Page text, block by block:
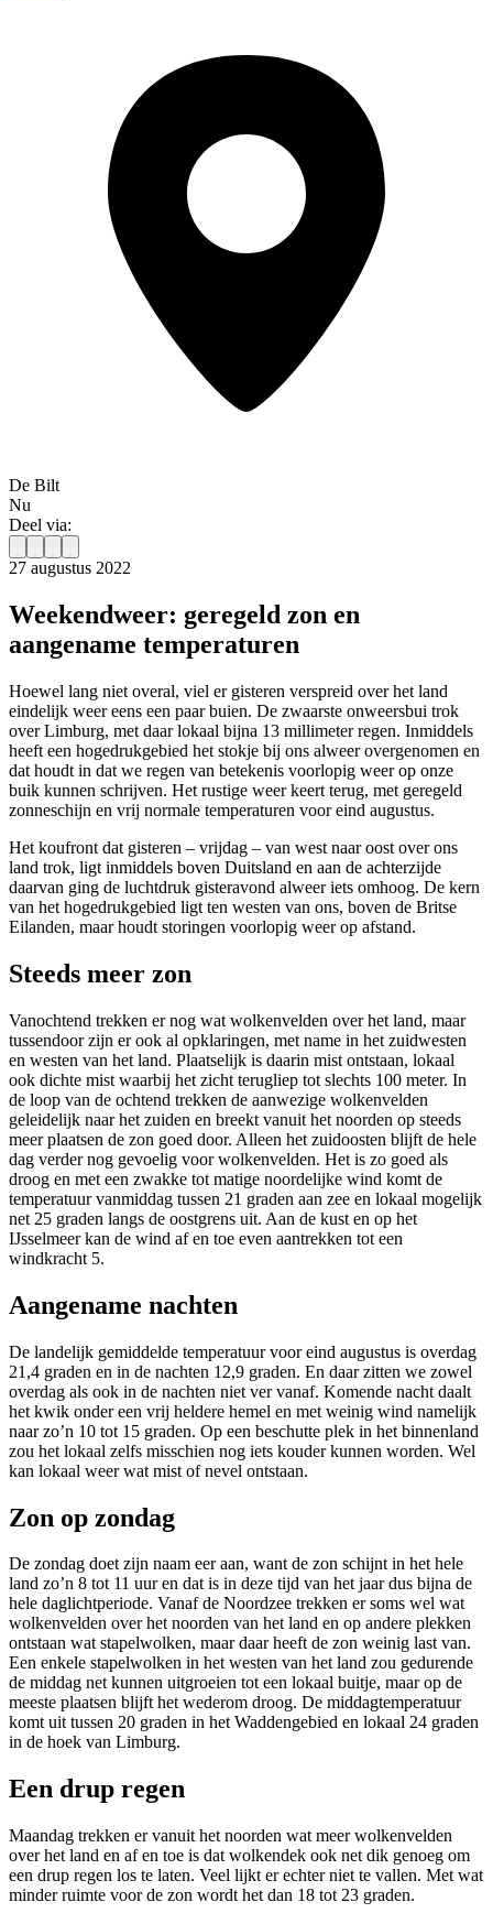
De Bilt
Nu
Deel via:
27 augustus 2022
Weekendweer: geregeld zon en
aangename temperaturen
Hoewel lang niet overal, viel er gisteren verspreid over het land
eindelijk weer eens een paar buien. De zwaarste onweersbui trok
over Limburg, met daar lokaal bijna 13 millimeter regen. Inmiddels
heeft een hogedrukgebied het stokje bij ons alweer overgenomen en
dat houdt in dat we regen van betekenis voorlopig weer op onze
buik kunnen schrijven. Het rustige weer keert terug, met geregeld
zonneschijn en vrij normale temperaturen voor eind augustus.
Het koufront dat gisteren – vrijdag – van west naar oost over ons
land trok, ligt inmiddels boven Duitsland en aan de achterzijde
daarvan ging de luchtdruk gisteravond alweer iets omhoog. De kern
van het hogedrukgebied ligt ten westen van ons, boven de Britse
Eilanden, maar houdt storingen voorlopig weer op afstand.
Steeds meer zon
Vanochtend trekken er nog wat wolkenvelden over het land, maar
tussendoor zijn er ook al opklaringen, met name in het zuidwesten
en westen van het land. Plaatselijk is daarin mist ontstaan, lokaal
ook dichte mist waarbij het zicht terugliep tot slechts 100 meter. In
de loop van de ochtend trekken de aanwezige wolkenvelden
geleidelijk naar het zuiden en breekt vanuit het noorden op steeds
meer plaatsen de zon goed door. Alleen het zuidoosten blijft de hele
dag verder nog gevoelig voor wolkenvelden. Het is zo goed als
droog en met een zwakke tot matige noordelijke wind komt de
temperatuur vanmiddag tussen 21 graden aan zee en lokaal mogelijk
net 25 graden langs de oostgrens uit. Aan de kust en op het
IJsselmeer kan de wind af en toe even aantrekken tot een
windkracht 5.
Aangename nachten
De landelijk gemiddelde temperatuur voor eind augustus is overdag
21,4 graden en in de nachten 12,9 graden. En daar zitten we zowel
overdag als ook in de nachten niet ver vanaf. Komende nacht daalt
het kwik onder een vrij heldere hemel en met weinig wind namelijk
naar zo’n 10 tot 15 graden. Op een beschutte plek in het binnenland
zou het lokaal zelfs misschien nog iets kouder kunnen worden. Wel
kan lokaal weer wat mist of nevel ontstaan.
Zon op zondag
De zondag doet zijn naam eer aan, want de zon schijnt in het hele
land zo’n 8 tot 11 uur en dat is in deze tijd van het jaar dus bijna de
hele daglichtperiode. Vanaf de Noordzee trekken er soms wel wat
wolkenvelden over het noorden van het land en op andere plekken
ontstaan wat stapelwolken, maar daar heeft de zon weinig last van.
Een enkele stapelwolken in het westen van het land zou gedurende
de middag net kunnen uitgroeien tot een lokaal buitje, maar op de
meeste plaatsen blijft het wederom droog. De middagtemperatuur
komt uit tussen 20 graden in het Waddengebied en lokaal 24 graden
in de hoek van Limburg.
Een drup regen
Maandag trekken er vanuit het noorden wat meer wolkenvelden
over het land en af en toe is dat wolkendek ook net dik genoeg om
een drup regen los te laten. Veel lijkt er echter niet te vallen. Met wat
minder ruimte voor de zon wordt het dan 18 tot 23 graden.